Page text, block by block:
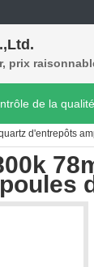
prix
de la qualité
d'entrepôts